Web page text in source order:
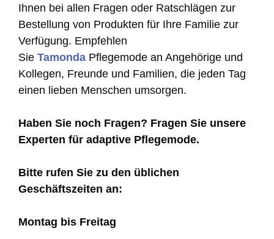
Ihnen bei allen Fragen oder Ratschlägen zur
Bestellung von Produkten für Ihre Familie zur
Verfügung. Empfehlen
Sie Tamonda Pflegemode an Angehörige und
Kollegen, Freunde und Familien, die jeden Tag
einen lieben Menschen umsorgen.
Haben Sie noch Fragen? Fragen Sie unsere
Experten für adaptive Pflegemode.
Bitte rufen Sie zu den üblichen
Geschäftszeiten an:
Montag bis Freitag